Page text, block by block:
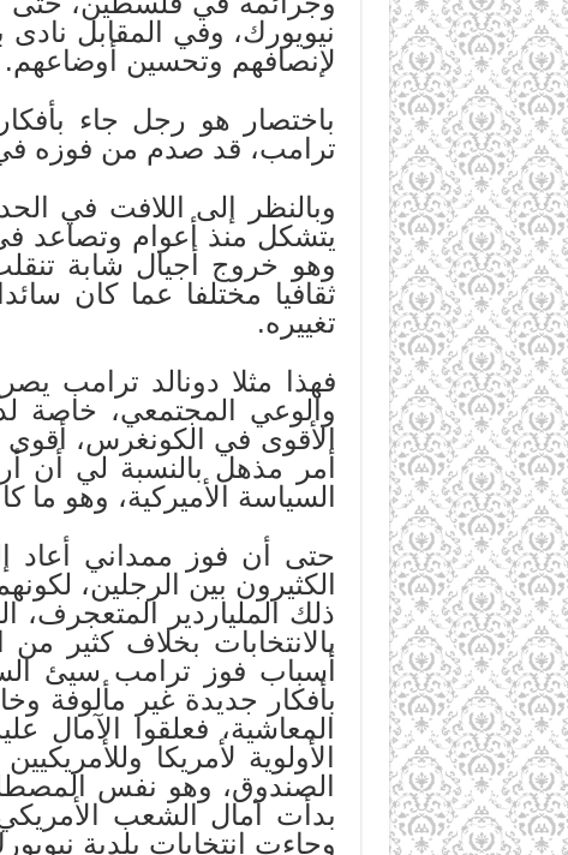
نيويورك، وفي المقابل
لإنصافهم وتحسين أوضاعهم.
باختصار هو رجل جاء
ترامب، قد صدم من فوزه في
وبالنظر إلى اللافت في
يتشكل منذ أعوام وتصاعد
وهو خروج أجيال شابة
ثقافيا مختلفا عما كان
تغييره.
فهذا مثلا دونالد ترامب
والوعي المجتمعي، خاصة
الأقوى في الكونغرس،
أمر مذهل بالنسبة لي أن
السياسة الأميركية، وهو
حتى أن فوز ممداني أعاد
الكثيرون بين الرجلين،
ذلك الملياردير المتعجرف،
بالانتخابات بخلاف كثير
أسباب فوز ترامب سيئ
بأفكار جديدة غير مألوفة
المعاشية، فعلقوا
الأولوية لأمريكا
الصندوق، وهو نفس
بدأت آمال الشعب
وجاءت انتخابات بلدية